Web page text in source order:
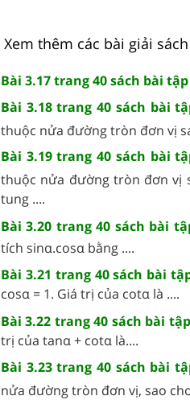
Xem thêm các bài giải
Bài 3.17 trang 40 sách bài tập
Bài 3.18 trang 40 sách bài
thuộc nửa đường tròn đơn vị
Bài 3.19 trang 40 sách bài
thuộc nửa đường tròn đơn vị
tung ....
Bài 3.20 trang 40 sách bài
tích sinα.cosα bằng ....
Bài 3.21 trang 40 sách bài
cosα = 1. Giá trị của cotα là ....
Bài 3.22 trang 40 sách bài
trị của tanα + cotα là....
Bài 3.23 trang 40 sách bài
nửa đường tròn đơn vị, sao